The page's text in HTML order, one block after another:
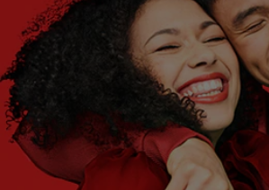
¿CUÁLES SON SUS
Elija una opción
Empezar